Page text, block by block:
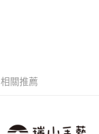
相關推薦